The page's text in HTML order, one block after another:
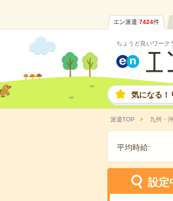
エン派遣 7424件
ちょうど良いワーク
気になる！
派遣TOP 九州・
平均時給:
設定